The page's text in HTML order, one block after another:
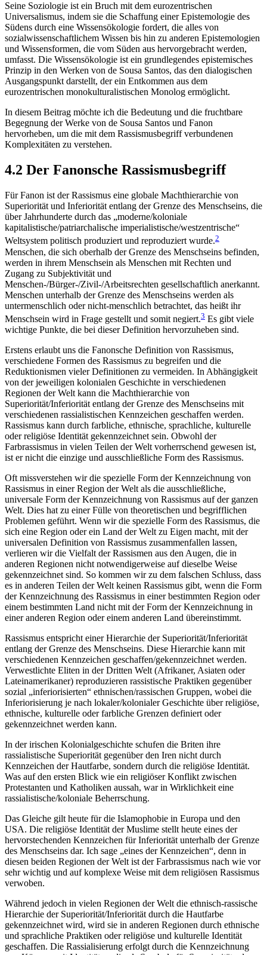
Seine Soziologie ist ein Bruch mit dem eurozentrischen
Universalismus, indem sie die Schaffung einer Epistemologie des
Südens durch eine Wissensökologie fordert, die alles von
sozialwissenschaftlichem Wissen bis hin zu anderen Epistemologien
und Wissensformen, die vom Süden aus hervorgebracht werden,
umfasst. Die Wissensökologie ist ein grundlegendes epistemisches
Prinzip in den Werken von de Sousa Santos, das den dialogischen
Ausgangspunkt darstellt, der ein Entkommen aus dem
eurozentrischen monokulturalistischen Monolog ermöglicht.
In diesem Beitrag möchte ich die Bedeutung und die fruchtbare
Begegnung der Werke von de Sousa Santos und Fanon
hervorheben, um die mit dem Rassismusbegriff verbundenen
Komplexitäten zu verstehen.
4.2 Der Fanonsche Rassismusbegriff
Für Fanon ist der Rassismus eine globale Machthierarchie von
Superiorität und Inferiorität entlang der Grenze des Menschseins, die
über Jahrhunderte durch das „moderne/koloniale
kapitalistische/patriarchalische imperialistische/westzentrische“
Weltsystem politisch produziert und reproduziert wurde.2
Menschen, die sich oberhalb der Grenze des Menschseins befinden,
werden in ihrem Menschsein als Menschen mit Rechten und
Zugang zu Subjektivität und
Menschen-/Bürger-/Zivil-/Arbeitsrechten gesellschaftlich anerkannt.
Menschen unterhalb der Grenze des Menschseins werden als
untermenschlich oder nicht-menschlich betrachtet, das heißt ihr
Menschsein wird in Frage gestellt und somit negiert.3 Es gibt viele
wichtige Punkte, die bei dieser Definition hervorzuheben sind.
Erstens erlaubt uns die Fanonsche Definition von Rassismus,
verschiedene Formen des Rassismus zu begreifen und die
Reduktionismen vieler Definitionen zu vermeiden. In Abhängigkeit
von der jeweiligen kolonialen Geschichte in verschiedenen
Regionen der Welt kann die Machthierarchie von
Superiorität/Inferiorität entlang der Grenze des Menschseins mit
verschiedenen rassialistischen Kennzeichen geschaffen werden.
Rassismus kann durch farbliche, ethnische, sprachliche, kulturelle
oder religiöse Identität gekennzeichnet sein. Obwohl der
Farbrassismus in vielen Teilen der Welt vorherrschend gewesen ist,
ist er nicht die einzige und ausschließliche Form des Rassismus.
Oft missverstehen wir die spezielle Form der Kennzeichnung von
Rassismus in einer Region der Welt als die ausschließliche,
universale Form der Kennzeichnung von Rassismus auf der ganzen
Welt. Dies hat zu einer Fülle von theoretischen und begrifflichen
Problemen geführt. Wenn wir die spezielle Form des Rassismus, die
sich eine Region oder ein Land der Welt zu Eigen macht, mit der
universalen Definition von Rassismus zusammenfallen lassen,
verlieren wir die Vielfalt der Rassismen aus den Augen, die in
anderen Regionen nicht notwendigerweise auf dieselbe Weise
gekennzeichnet sind. So kommen wir zu dem falschen Schluss, dass
es in anderen Teilen der Welt keinen Rassismus gibt, wenn die Form
der Kennzeichnung des Rassismus in einer bestimmten Region oder
einem bestimmten Land nicht mit der Form der Kennzeichnung in
einer anderen Region oder einem anderen Land übereinstimmt.
Rassismus entspricht einer Hierarchie der Superiorität/​Inferiorität
entlang der Grenze des Menschseins. Diese Hierarchie kann mit
verschiedenen Kennzeichen geschaffen/gekennzeichnet werden.
Verwestlichte Eliten in der Dritten Welt (Afrikaner, Asiaten oder
Lateinamerikaner) reproduzieren rassistische Praktiken gegenüber
sozial „inferiorisierten“ ethnischen/rassischen Gruppen, wobei die
Inferiorisierung je nach lokaler/kolonialer Geschichte über religiöse,
ethnische, kulturelle oder farbliche Grenzen definiert oder
gekennzeichnet werden kann.
In der irischen Kolonialgeschichte schufen die Briten ihre
rassialistische Superiorität gegenüber den Iren nicht durch
Kennzeichen der Hautfarbe, sondern durch die religiöse Identität.
Was auf den ersten Blick wie ein religiöser Konflikt zwischen
Protestanten und Katholiken aussah, war in Wirklichkeit eine
rassialistische/koloniale Beherrschung.
Das Gleiche gilt heute für die Islamophobie in Europa und den
USA. Die religiöse Identität der Muslime stellt heute eines der
hervorstechenden Kennzeichen für Inferiorität unterhalb der Grenze
des Menschseins dar. Ich sage „eines der Kennzeichen“, denn in
diesen beiden Regionen der Welt ist der Farbrassismus nach wie vor
sehr wichtig und auf komplexe Weise mit dem religiösen Rassismus
verwoben.
Während jedoch in vielen Regionen der Welt die ethnisch-rassische
Hierarchie der Superiorität/Inferiorität durch die Hautfarbe
gekennzeichnet wird, wird sie in anderen Regionen durch ethnische
und sprachliche Praktiken oder religiöse und kulturelle Identität
geschaffen. Die Rassialisierung erfolgt durch die Kennzeichnung